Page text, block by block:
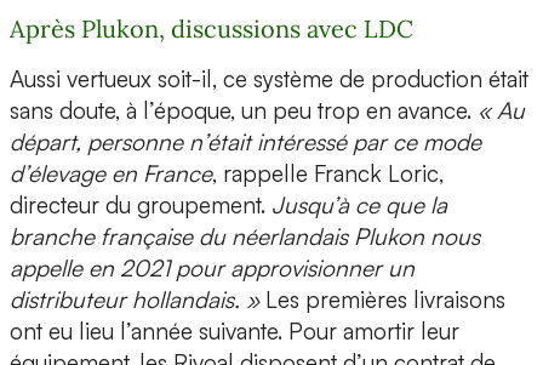
Après Plukon, discussions avec LDC
Aussi vertueux soit-il, ce système de production était
sans doute, à l’époque, un peu trop en avance. « Au
départ, personne n’était intéressé par ce mode
d’élevage en France, rappelle Franck Loric,
directeur du groupement. Jusqu’à ce que la
branche française du néerlandais Plukon nous
appelle en 2021 pour approvisionner un
distributeur hollandais. »Les premières livraisons
ont eu lieu l’année suivante. Pour amortir leur